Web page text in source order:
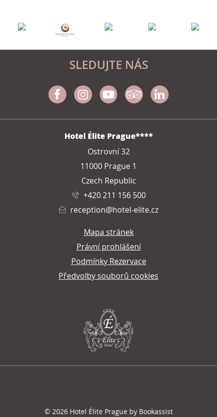
Hotel Élite Prague****
Ostrovní 32
11000 Prague 1
Czech Republic
+420 211 156 500
reception@hotel-elite.cz
Mapa stránek
Právní prohlášení
Podmínky Rezervace
Předvolby souborů cookies
SLEDUJTE NÁS
FacebookInstagram
YoutubeTripadvisor
Linkedin
© 2026 Hotel Élite Prague by Bookassist